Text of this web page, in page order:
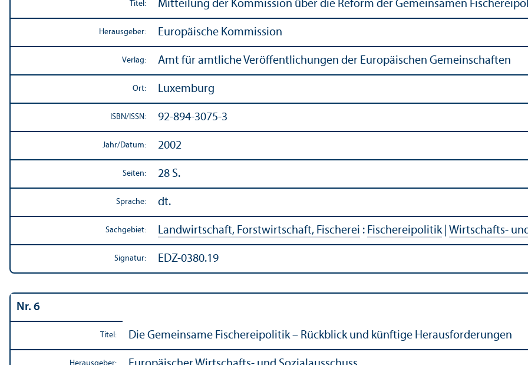
Titel: Mitteilung der Kommission über die Reform der Gemeinsamen
Herausgeber: Europäische Kommission
Verlag: Amt für amtliche Veröffentlichungen der Europäischen Gemeinschaften
Ort: Luxemburg
ISBN/ ISSN: 92-894-3075-3
Jahr/Datum: 2002
Seiten: 28 S.
Sprache: dt.
Sachgebiet: Landwirtschaft, Forstwirtschaft, Fischerei : Fischereipolitik| Wirtschafts-
Signatur: EDZ-0380.19
Nr. 6
Titel: Die Gemeinsame Fischereipolitik – Rückblick und künftige Herausforderungen